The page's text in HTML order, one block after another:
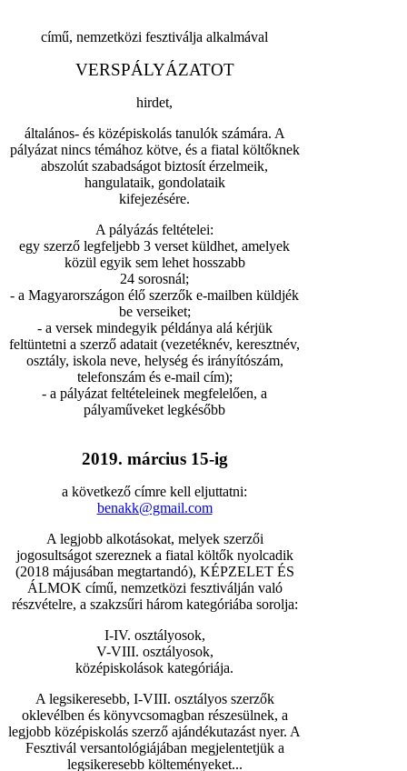
című, nemzetközi fesztiválja alkalmával
VERSPÁLYÁZATOT
hirdet,
általános- és középiskolás tanulók számára. A
pályázat nincs témához kötve, és a fiatal költőknek
abszolút szabadságot biztosít érzelmeik,
hangulataik, gondolataik
kifejezésére.
A pályázás feltételei:
egy szerző legfeljebb 3 verset küldhet, amelyek
közül egyik sem lehet hosszabb
24 sorosnál;
- a Magyarországon élő szerzők e-mailben küldjék
be verseiket;
- a versek mindegyik példánya alá kérjük
feltüntetni a szerző adatait (vezetéknév, keresztnév,
osztály, iskola neve, helység és irányítószám,
telefonszám és e-mail cím);
- a pályázat feltételeinek megfelelően, a
pályaműveket legkésőbb
2019. március 15-ig
a következő címre kell eljuttatni:
benakk@gmail.com
A legjobb alkotásokat, melyek szerzői
jogosultságot szereznek a fiatal költők nyolcadik
(2018 májusában megtartandó), KÉPZELET ÉS
ÁLMOK című, nemzetközi fesztiválján való
részvételre, a szakzsűri három kategóriába sorolja:
I-IV. osztályosok,
V-VIII. osztályosok,
középiskolások kategóriája.
A legsikeresebb, I-VIII. osztályos szerzők
oklevélben és könyvcsomagban részesülnek, a
legjobb középiskolás szerző ajándékutazást nyer. A
Fesztivál versantológiájában megjelentetjük a
legsikeresebb költeményeket...